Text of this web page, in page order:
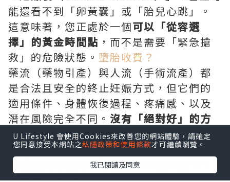
能還看不到「卵黃囊」或「胎兒心跳」。
這意味著，您正處於一個可以「從容選
擇」的黃金時間點 ，而不是需要「緊急搶
救」的危險狀態。 墮胎收費？
藥流（藥物引產）與人流（手術流產）都
是合法且安全的終止妊娠方式，但它們的
適用條件、身體恢復過程、疼痛感、以及
潛在風險完全不同。 沒有「絕對好」的方
法，只有「相對適合」妳的選擇。本文將
以最客觀、最詳盡的醫學數據，為您拆解
兩種方式的優劣，幫助您在充分知情下，
U Lifestyle 會使用Cookies來改善您的網站體驗，請確定
您同意接受本網站之私隱政策和使用條款才可繼續瀏覽。
我已閱讀及同意